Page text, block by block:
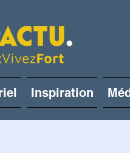
Inspiration